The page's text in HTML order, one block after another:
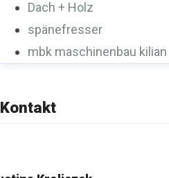
Dach + Holz
spänefresser
mbk maschinenbau kilian
Kontakt